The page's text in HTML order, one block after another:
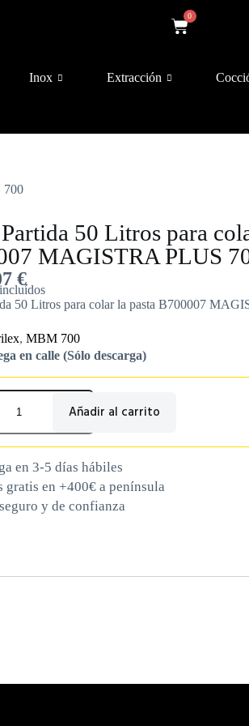
0
Inox Extracción
700
50 Litros para
MAGISTRA PLUS
€
50 Litros para colar la pasta B700007
, MBM 700
en calle (Sólo descarga)
Añadir al carrito
en 3-5 días hábiles
gratis en +400€ a península
y de confianza